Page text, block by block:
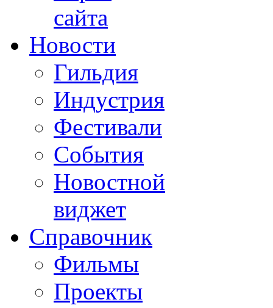
сайта
Новости
Гильдия
Индустрия
Фестивали
События
Новостной
виджет
Справочник
Фильмы
Проекты